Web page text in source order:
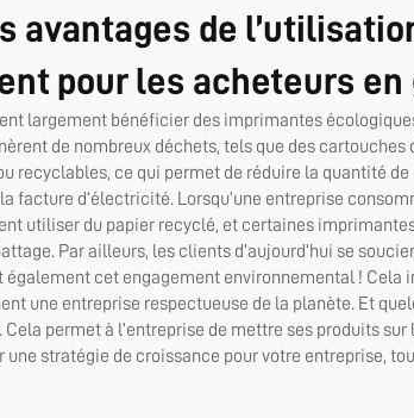
modèle 6090
avantages de
pour les acheteurs en
largement bénéficier des imprimantes
de nombreux déchets, tels que des
recyclables, ce qui permet de réduire la quantité
facture d’électricité. Lorsqu’une entreprise
utiliser du papier recyclé, et certaines
Par ailleurs, les clients d’aujourd’hui se
également cet engagement environnemental !
une entreprise respectueuse de la planète. Et
permet à l’entreprise de mettre ses produits
stratégie de croissance pour votre entreprise,